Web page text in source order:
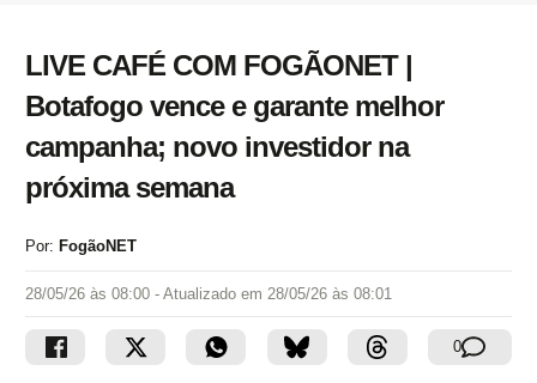
LIVE CAFÉ COM FOGÃONET |
Botafogo vence e garante melhor
campanha; novo investidor na
próxima semana
Por: FogãoNET
28/05/26 às 08:00 - Atualizado em 28/05/26 às 08:01
0